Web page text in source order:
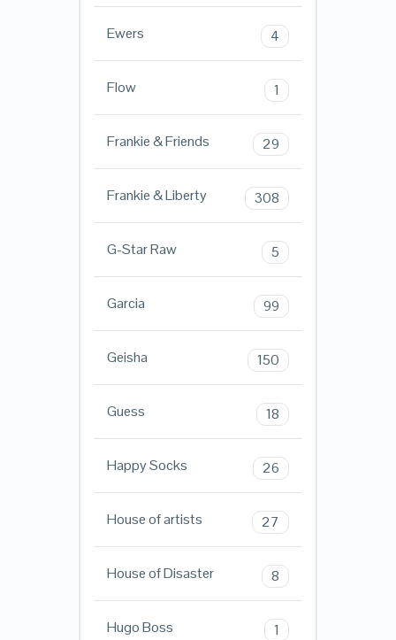
Ewers 4
Flow 1
Frankie & Friends 29
Frankie & Liberty 308
G-Star Raw 5
Garcia 99
Geisha 150
Guess 18
Happy Socks 26
House of artists 27
House of Disaster 8
Hugo Boss 1